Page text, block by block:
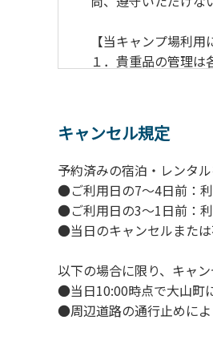
【当キャンプ場利
１．貴重品の管理は
４．当キャンプ場
５．ゴミ（可燃）は
６．BBQ及び焚火台
７．暴力団等反社会
８．不可抗力以外の
９．当キャンプ場内
１０．車中で宿泊さ
１１．他の宿泊者の
１２．レンタル品は
１３．動物（ペット
１４．キャンプ場内
キャンセル規定
予約済みの宿泊・レンタ
●ご利用日の7～4日前：
●ご利用日の3～1日前：
●当日のキャンセルまた
以下の場合に限り、キャ
●当日10:00時点で大山町
●周辺道路の通行止めに